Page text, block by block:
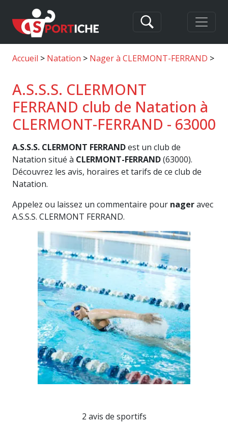
Accueil Natation Nager à CLERMONT-FERRAND
A.S.S.S. CLERMONT
FERRAND club de Natation à
CLERMONT-FERRAND - 63000
A.S.S.S. CLERMONT FERRANDest un club de
Natation situé à CLERMONT-FERRAND(63000).
Découvrez les avis, horaires et tarifs de ce club de
Natation.
Appelez ou laissez un commentaire pour nageravec
A.S.S.S. CLERMONT FERRAND.
2 avis de sportifs